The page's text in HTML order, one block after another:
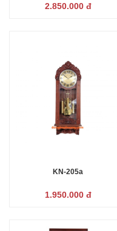
2.850.000 đ
KN-205a
1.950.000 đ